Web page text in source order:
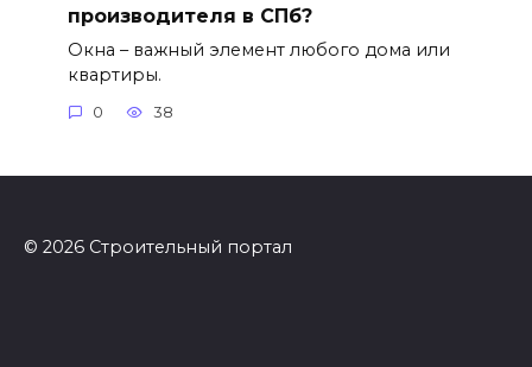
производителя в СПб?
Окна – важный элемент любого дома или
квартиры.
0 38
© 2026 Строительный портал